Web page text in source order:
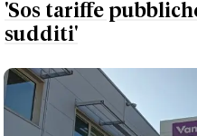
'Sos tariffe
sudditi'